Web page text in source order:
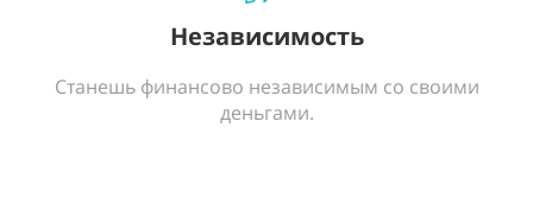
Независимость
Станешь финансово независимым со своими
деньгами.